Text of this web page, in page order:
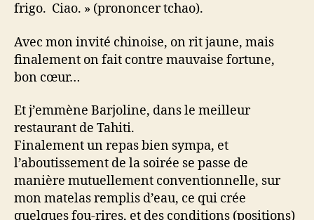
frigo. Ciao. » (prononcer tchao).
Avec mon invité chinoise, on rit jaune, mais
finalement on fait contre mauvaise fortune,
bon cœur…
Et j’emmène Barjoline, dans le meilleur
restaurant de Tahiti.
Finalement un repas bien sympa, et
l’aboutissement de la soirée se passe de
manière mutuellement conventionnelle, sur
mon matelas remplis d’eau, ce qui crée
quelques fou-rires, et des conditions (positions)